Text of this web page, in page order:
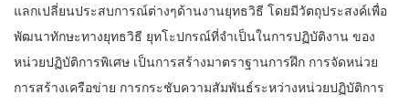
แลกเปลี่ยนประสบการณ์ต่างๆด้านงานยุทธวิธี โดยมีวัตถุประสงค์เพื่อ
พัฒนาทักษะทางยุทธวิธี ยุทโะปกรณ์ที่จำเป็นในการปฏิบัติงาน ของ
หน่วยปฏิบัติการพิเศษ เป็นการสร้างมาตราฐานการฝึก การจัดหน่วย
การสร้างเครือข่าย การกระชับความสัมพันธ์ระหว่างหน่วยปฏิบัติการ